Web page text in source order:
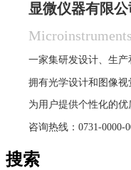
显微仪器有限公
一家集研发设计、生产
拥有光学设计和图像视
为用户提供个性化的优
咨询热线：0731-0000-
搜索